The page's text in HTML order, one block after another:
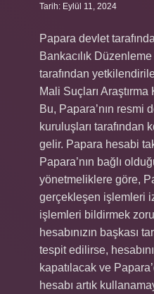
Tarih: Eylül 11, 2024
Papara devlet
Bankacılık
tarafından
Mali Suçları
Bu, Papara’nın resmi
kuruluşları tarafından
gelir. Papara hesabi
Papara’nın bağlı
yönetmeliklere göre,
gerçekleşen işlemleri
işlemleri bildirmek
hesabınızın başkası
tespit edilirse,
kapatılacak ve
hesabı artık